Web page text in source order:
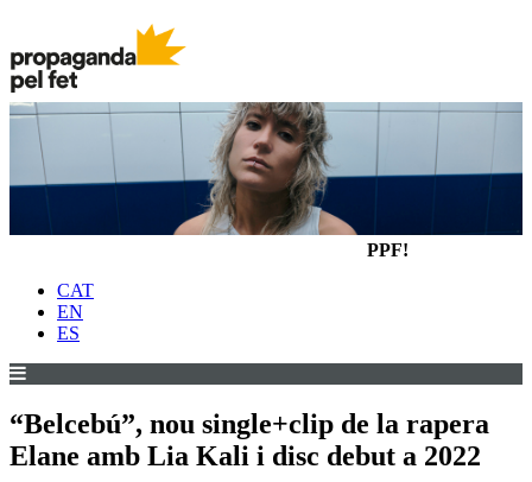
PPF!
CAT
EN
ES
“Belcebú”, nou single+clip de la rapera
Elane amb Lia Kali i disc debut a 2022